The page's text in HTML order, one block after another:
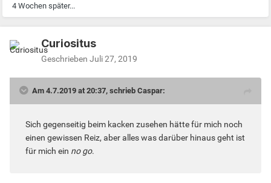
4 Wochen später...
Curiositus
Geschrieben Juli 27, 2019
Am 4.7.2019 at 20:37, schrieb Caspar:
Sich gegenseitig beim kacken zusehen hätte für mich noch
einen gewissen Reiz, aber alles was darüber hinaus geht ist
für mich ein no go.